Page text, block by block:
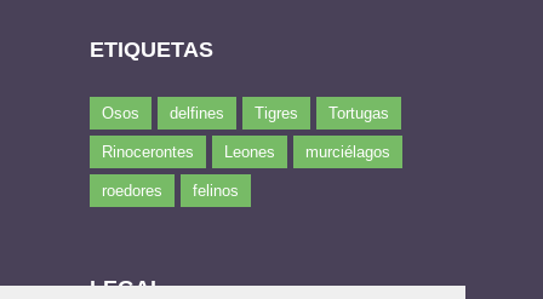
ETIQUETAS
Osos delfines Tigres Tortugas
Rinocerontes Leones murciélagos
roedores felinos
LEGAL